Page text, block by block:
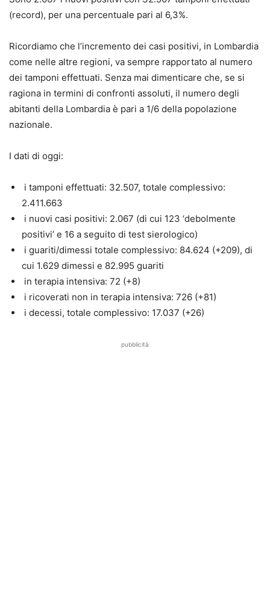
(record), per una percentuale pari al 6,3%.
Ricordiamo che l’incremento dei casi positivi, in Lombardia
come nelle altre regioni, va sempre rapportato al numero
dei tamponi effettuati. Senza mai dimenticare che, se si
ragiona in termini di confronti assoluti, il numero degli
abitanti della Lombardia è pari a 1/6 della popolazione
nazionale.
I dati di oggi:
i tamponi effettuati: 32.507, totale complessivo:
2.411.663
i nuovi casi positivi: 2.067 (di cui 123 ‘debolmente
positivi’ e 16 a seguito di test sierologico)
i guariti/dimessi totale complessivo: 84.624 (+209), di
cui 1.629 dimessi e 82.995 guariti
in terapia intensiva: 72 (+8)
i ricoverati non in terapia intensiva: 726 (+81)
i decessi, totale complessivo: 17.037 (+26)
pubblicità